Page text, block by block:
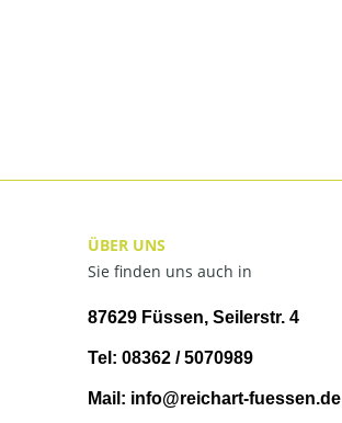
ÜBER UNS
Sie finden uns auch in
87629 Füssen, Seilerstr. 4
Tel: 08362 / 5070989
Mail: info@reichart-fuessen.de